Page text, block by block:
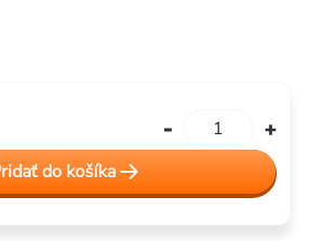
do košíka